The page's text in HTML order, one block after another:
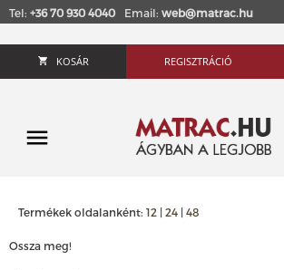
Tel: +36 70 930 4040 Email: web@matrac.hu
KOSÁR REGISZTRÁCIÓ
Termékek oldalanként: 12 | 24 | 48
Ossza meg!